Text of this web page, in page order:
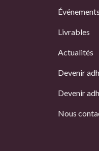
Livrables
Actualités
Devenir
Devenir
Nous